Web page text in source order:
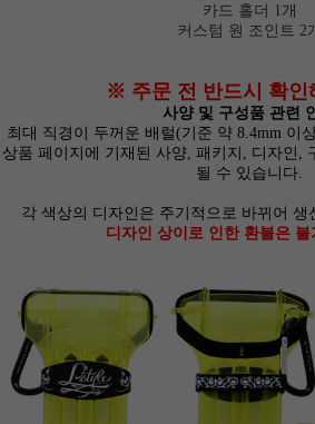
카드 홀더 1개
커스텀 원 조인트 2
※ 주문 전 반드시 확인
사양 및 구성품 관련
최대 직경이 두꺼운 배럴(기준 약 8.4mm 이
상품 페이지에 기재된 사양, 패키지, 디자인,
될 수 있습니다.
각 색상의 디자인은 주기적으로 바뀌어 생
디자인 상이로 인한 환불은 불